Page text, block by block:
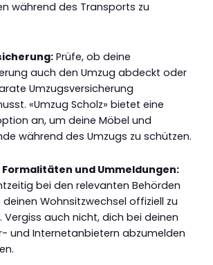
während des Transports zu
Prüfe, ob deine
auch den Umzug abdeckt oder
Umzugsversicherung
«Umzug Scholz» bietet eine
an, um deine Möbel und
während des Umzugs zu schützen.
Formalitäten und Ummeldungen:
bei den relevanten Behörden
Wohnsitzwechsel offiziell zu
Vergiss auch nicht, dich bei deinen
und Internetanbietern abzumelden